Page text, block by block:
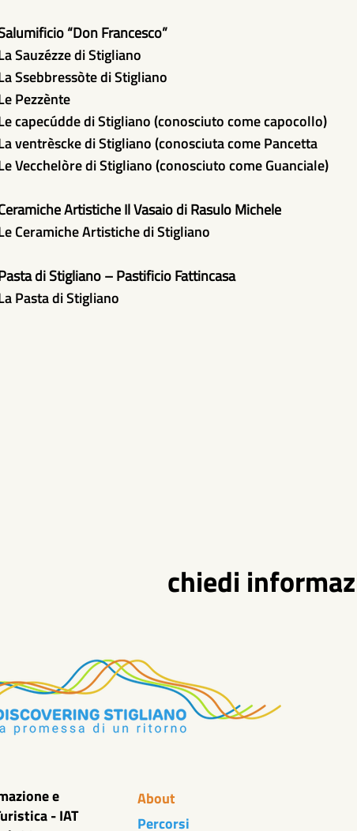
“Don Francesco”
Sauzézze di Stigliano
Ssebbressòte di Stigliano
Pezzènte
capecúdde di Stigliano (conosciuto come capocollo)
ventrèscke di Stigliano (conosciuta come Pancetta
Vecchelòre di Stigliano (conosciuto come Guanciale)
Artistiche Il Vasaio di Rasulo Michele
Ceramiche Artistiche di Stigliano
di Stigliano – Pastificio Fattincasa
Pasta di Stigliano
chiedi
e
- IAT
About
Percorsi